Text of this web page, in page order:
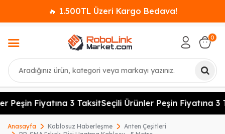
🔥 1.500TL Üzeri Kargo Bedava!
Ara
0
Peşin Fiyatına 3 TaksitSeçili Ürünler Peşin Fiyatına 3
Anasayfa Kablosuz Haberleşme
Anten Çeşitleri